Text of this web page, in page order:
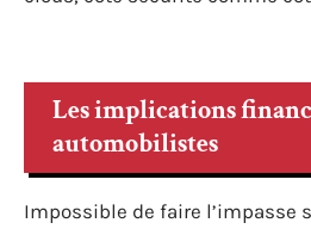
Les implications
automobilistes
Impossible de faire l’impasse